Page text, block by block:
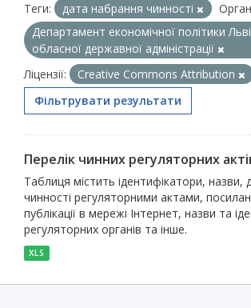
Теги: дата набрання чинності
Департамент економічної політики
обласної державної адміністрації
Ліцензії:
Creative Commons Attribution
Фільтрувати результати
Перелік чинних регуляторних
Таблиця містить ідентифікатори, назви,
чинності регуляторними актами,
публікації в мережі Інтернет, назви та
регуляторних органів та інше.
XLS